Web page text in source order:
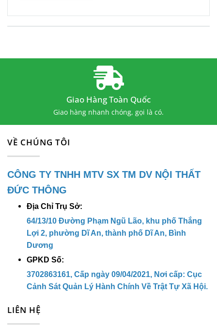
Giao Hàng Toàn Quốc
Giao hàng nhanh chóng, gọi là có.
VỀ CHÚNG TÔI
CÔNG TY TNHH MTV SX TM DV NỘI THẤT
ĐỨC THÔNG
Địa Chỉ Trụ Sở:
64/13/10 Đường Phạm Ngũ Lão, khu phố Thắng
Lợi 2, phường Dĩ An, thành phố Dĩ An, Bình
Dương
GPKD Số:
3702863161, Cấp ngày 09/04/2021, Nơi cấp: Cục
Cảnh Sát Quản Lý Hành Chính Về Trật Tự Xã Hội.
LIÊN HỆ